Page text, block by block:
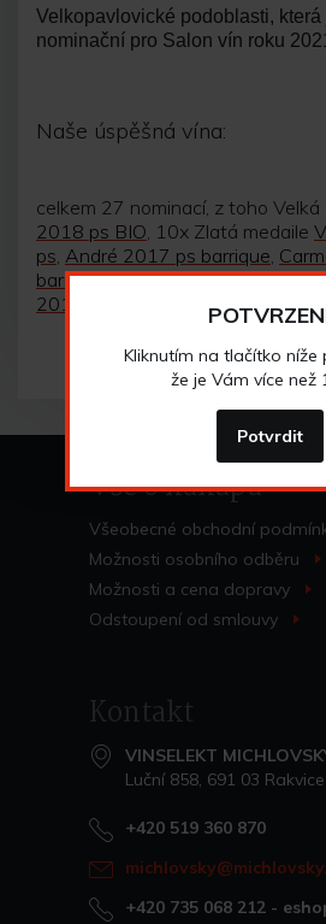
Velkopavlovické podoblasti, která
nominační pro Salon vín roku
Naše úspěšná vína:
celkem 27 nominací, z toho Velká
2018 ps BIO, 10x Zlatá medaile
ps, André 2017 ps barrique,
barrique, a další, Stříbrná medaile
2018 ps
Vše o nákupu
Všeobecné obchodní
Možnosti osobního odběru
Možnosti a cena dopravy
Odstoupení od smlouvy
Kontakt
VINSELEKT
Luční 858, 691 03 Rakvice
+420 519 360 870
+420 735 068 212 -
Kliknutím na tlačítko níže
že je Vám více než
Potvrdit